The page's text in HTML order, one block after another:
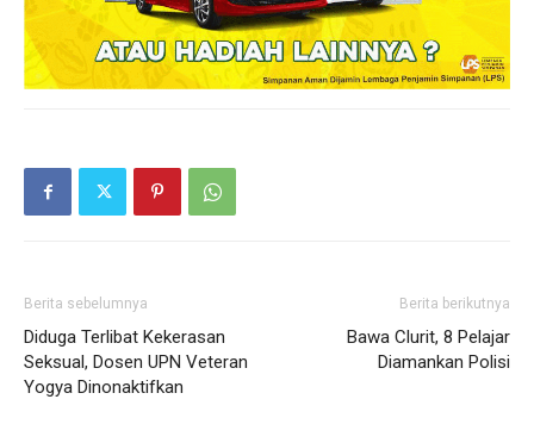
Berita sebelumnya
Diduga Terlibat Kekerasan
Seksual, Dosen UPN Veteran
Yogya Dinonaktifkan
Berita berikutnya
Bawa Clurit, 8 Pelajar
Diamankan Polisi